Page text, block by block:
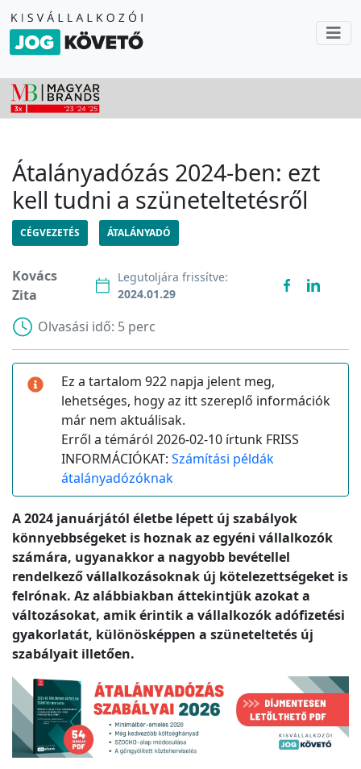
Átalányadózás 2024-ben: ezt
kell tudni a szüneteltetésről
CÉGVEZETÉS ÁTALÁNYADÓ
Kovács
Zita
Legutoljára frissítve:
2024.01.29
Olvasási idő: 5 perc
Ez a tartalom 922 napja jelent meg,
lehetséges, hogy az itt szereplő információk
már nem aktuálisak.
Erről a témáról 2026-02-10 írtunk FRISS
INFORMÁCIÓKAT: Számítási példák
átalányadózóknak
A 2024 januárjától életbe lépett új szabályok
könnyebbségeket is hoznak az egyéni vállalkozók
számára, ugyanakkor a nagyobb bevétellel
rendelkező vállalkozásoknak új kötelezettségeket is
felrónak. Az alábbiakban áttekintjük azokat a
változásokat, amik érintik a vállalkozók adófizetési
gyakorlatát, különösképpen a szüneteltetés új
szabályait illetően.